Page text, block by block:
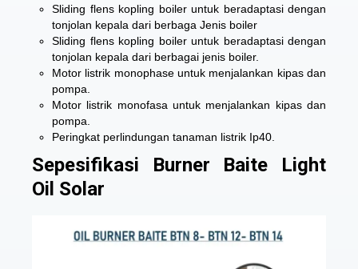
Sliding flens kopling boiler untuk beradaptasi dengan
tonjolan kepala dari berbaga Jenis boiler
Sliding flens kopling boiler untuk beradaptasi dengan
tonjolan kepala dari berbagai jenis boiler.
Motor listrik monophase untuk menjalankan kipas dan
pompa.
Motor listrik monofasa untuk menjalankan kipas dan
pompa.
Peringkat perlindungan tanaman listrik Ip40.
Sepesifikasi Burner Baite Light
Oil Solar